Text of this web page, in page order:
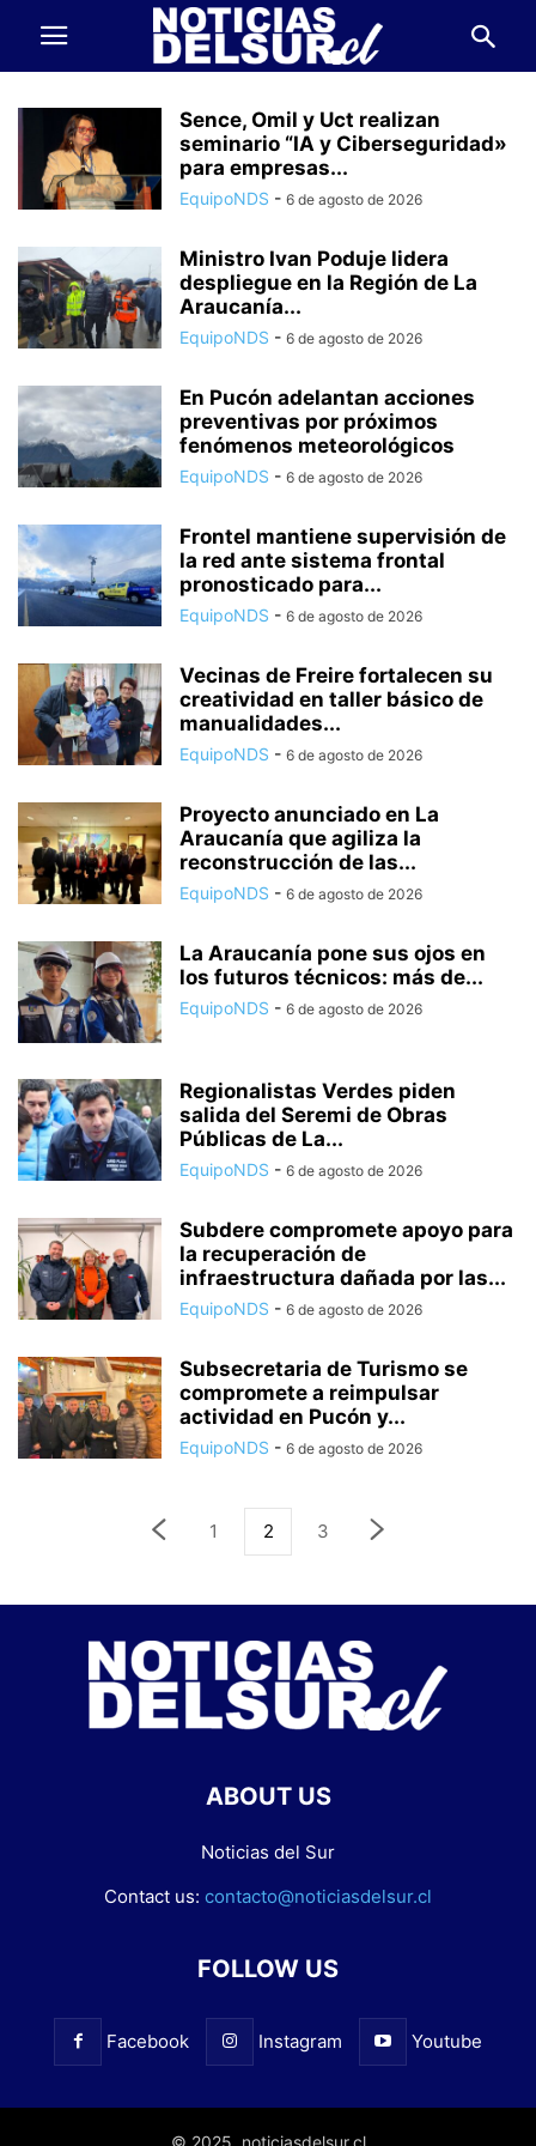
Sence, Omil y Uct realizan
seminario “IA y Ciberseguridad»
para empresas...
EquipoNDS - 6 de agosto de 2026
Ministro Ivan Poduje lidera
despliegue en la Región de La
Araucanía...
EquipoNDS - 6 de agosto de 2026
En Pucón adelantan acciones
preventivas por próximos
fenómenos meteorológicos
EquipoNDS - 6 de agosto de 2026
Frontel mantiene supervisión de
la red ante sistema frontal
pronosticado para...
EquipoNDS - 6 de agosto de 2026
Vecinas de Freire fortalecen su
creatividad en taller básico de
manualidades...
EquipoNDS - 6 de agosto de 2026
Proyecto anunciado en La
Araucanía que agiliza la
reconstrucción de las...
EquipoNDS - 6 de agosto de 2026
La Araucanía pone sus ojos en
los futuros técnicos: más de...
EquipoNDS - 6 de agosto de 2026
Regionalistas Verdes piden
salida del Seremi de Obras
Públicas de La...
EquipoNDS - 6 de agosto de 2026
Subdere compromete apoyo para
la recuperación de
infraestructura dañada por las...
EquipoNDS - 6 de agosto de 2026
Subsecretaria de Turismo se
compromete a reimpulsar
actividad en Pucón y...
EquipoNDS - 6 de agosto de 2026
1 2 3
ABOUT US
Noticias del Sur
Contact us: contacto@noticiasdelsur.cl
FOLLOW US
Facebook Instagram Youtube
© 2025. noticiasdelsur.cl